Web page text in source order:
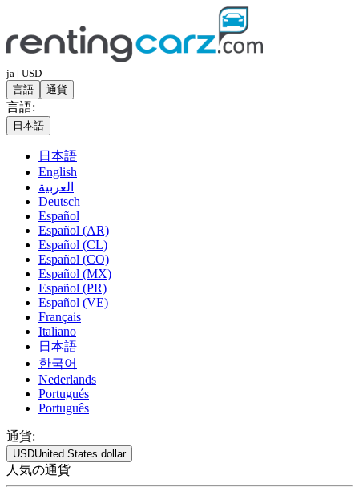
ja | USD
言語
通貨
言語:
日本語
日本語
English
العربية
Deutsch
Español
Español (AR)
Español (CL)
Español (CO)
Español (MX)
Español (PR)
Español (VE)
Français
Italiano
日本語
한국어
Nederlands
Portugués
Português
通貨:
USDUnited States dollar
人気の通貨